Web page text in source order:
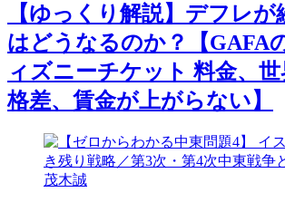
【ゆっくり解説】デフレ
はどうなるのか？【GAFA
ィズニーチケット 料金、
格差、賃金が上がらない】